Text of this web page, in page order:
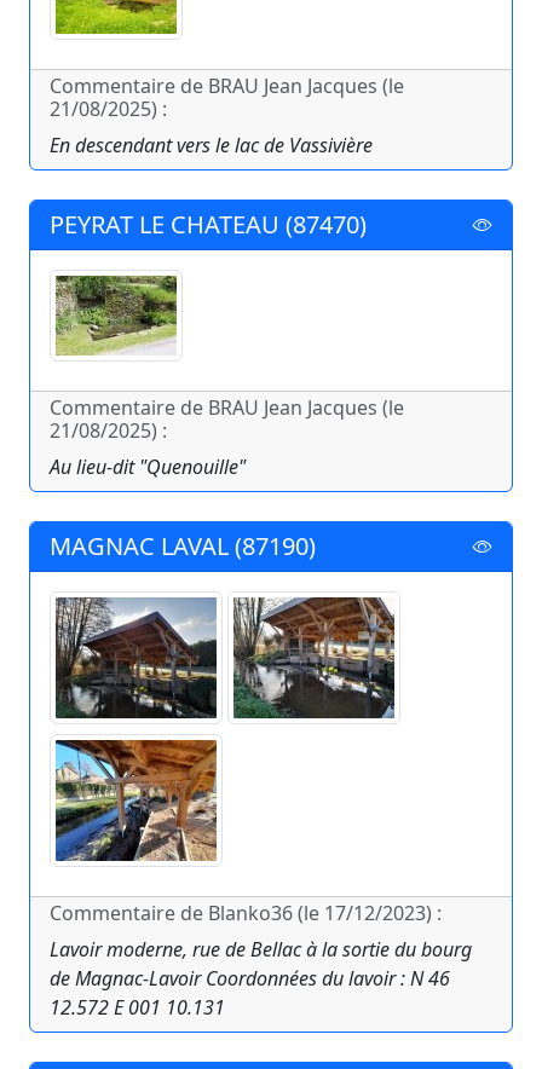
Commentaire de BRAU Jean Jacques (le
21/08/2025) :
En descendant vers le lac de Vassivière
PEYRAT LE CHATEAU (87470)
Commentaire de BRAU Jean Jacques (le
21/08/2025) :
Au lieu-dit "Quenouille"
MAGNAC LAVAL (87190)
Commentaire de Blanko36 (le 17/12/2023) :
Lavoir moderne, rue de Bellac à la sortie du bourg
de Magnac-Lavoir Coordonnées du lavoir : N 46
12.572 E 001 10.131